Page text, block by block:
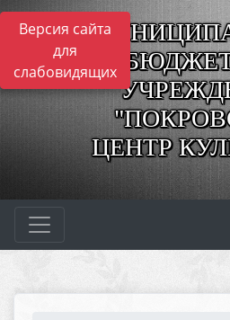
Версия сайта
для
слабовидящих
ЦЕНТР